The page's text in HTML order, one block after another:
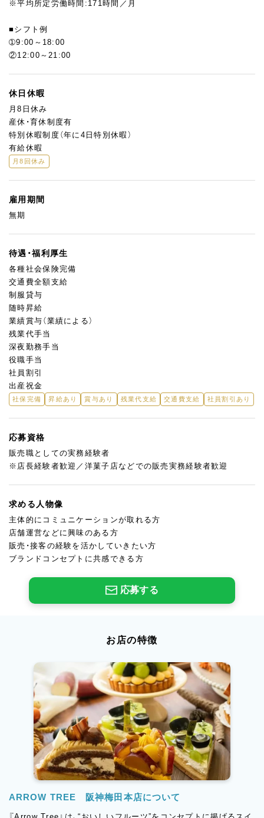
※平均所定労働時間:171時間／月
■シフト例
➀9:00～18:00
②12:00～21:00
休日休暇
月8日休み
産休・育休制度有
特別休暇制度（年に4日特別休暇）
有給休暇
月8回休み
雇用期間
無期
待遇・福利厚生
各種社会保険完備
交通費全額支給
制服貸与
随時昇給
業績賞与（業績による）
残業代手当
深夜勤務手当
役職手当
社員割引
出産祝金
社保完備 昇給あり 賞与あり 残業代支給 交通費支給 社員割引あり
応募資格
販売職としての実務経験者
※店長経験者歓迎／洋菓子店などでの販売実務経験者歓迎
求める人物像
主体的にコミュニケーションが取れる方
店舗運営などに興味のある方
販売・接客の経験を活かしていきたい方
ブランドコンセプトに共感できる方
応募する
お店の特徴
ARROW TREE 阪神梅田本店について